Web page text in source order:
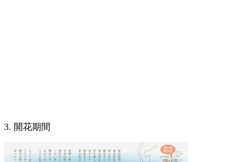
3. 開花期間